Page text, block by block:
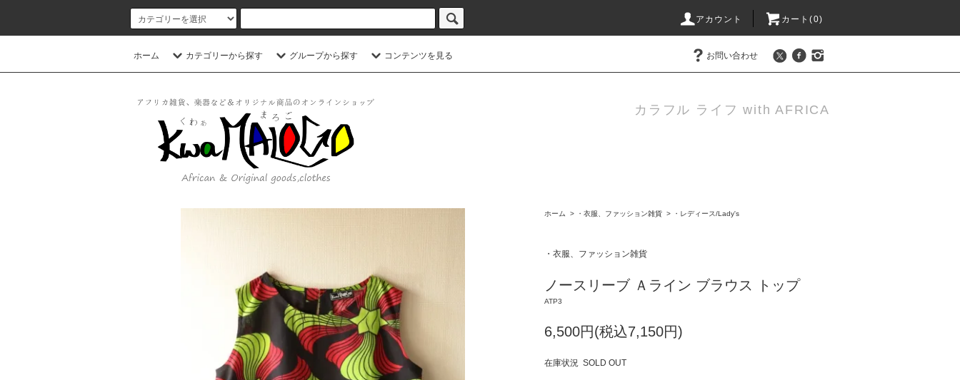
アカウント カート(0)
ホーム カテゴリーから探す グループから探す コンテンツを見る お問い合わせ
カラフル ライフ with AFRICA
ホーム > ・衣服、ファッション雑貨 > ・レディース/Lady's
・衣服、ファッション雑貨
ノースリーブ Ａライン ブラウス トップ
ATP3
6,500円(税込7,150円)
在庫状況 SOLD OUT